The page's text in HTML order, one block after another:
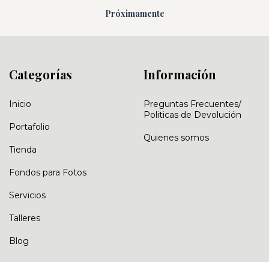
Próximamente
Categorías
Inicio
Portafolio
Tienda
Fondos para Fotos
Servicios
Talleres
Blog
Información
Preguntas Frecuentes/
Politicas de Devolución
Quienes somos